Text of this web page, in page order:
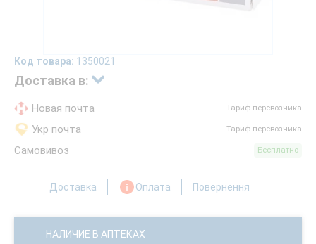
Код товара: 1350021
Доставка в:
Новая почта Тариф перевозчика
Укр почта Тариф перевозчика
Самовивоз Бесплатно
Доставка Оплата Повернення
НАЛИЧИЕ В АПТЕКАХ